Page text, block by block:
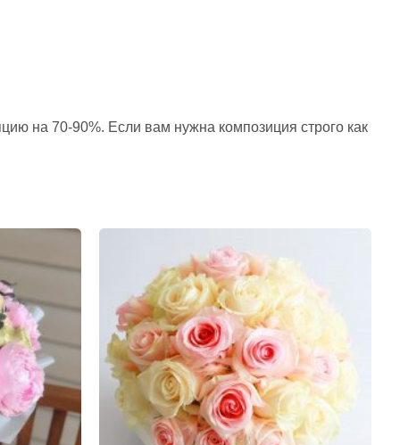
на 70-90%. Если вам нужна композиция строго как